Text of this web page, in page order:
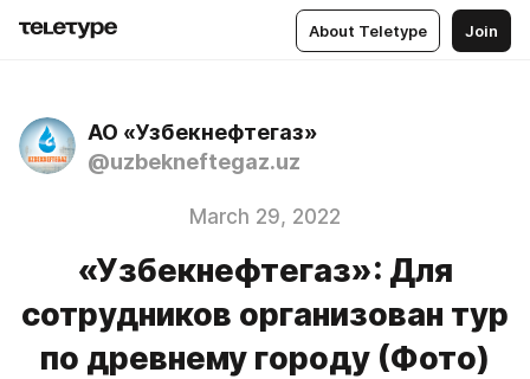
About Teletype Join
АО «Узбекнефтегаз»
@uzbekneftegaz.uz
March 29, 2022
«Узбекнефтегаз»: Для
сотрудников организован тур
по древнему городу (Фото)